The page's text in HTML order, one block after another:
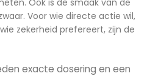
Voor wie directe actie wil,
zekerheid prefereert, zijn de
exacte dosering en een